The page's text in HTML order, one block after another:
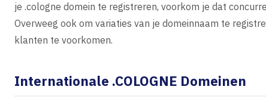
je .cologne domein te registreren, voorkom je dat
Overweeg ook om variaties van je domeinnaam te
klanten te voorkomen.
Internationale .COLOGNE Domeinen